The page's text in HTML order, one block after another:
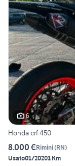
6
Honda crf 450
8.000 €Rimini(RN)
Usato01/20201 Km